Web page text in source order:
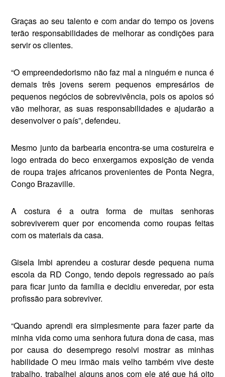
Graças ao seu talento e com andar do tempo os jovens
terão responsabilidades de melhorar as condições para
servir os clientes.
“O empreendedorismo não faz mal a ninguém e nunca é
demais três jovens serem pequenos empresários de
pequenos negócios de sobrevivência, pois os apoios só
vão melhorar, as suas responsabilidades e ajudarão a
desenvolver o país”, defendeu.
Mesmo junto da barbearia encontra-se uma costureira e
logo entrada do beco enxergamos exposição de venda
de roupa trajes africanos provenientes de Ponta Negra,
Congo Brazaville.
A costura é a outra forma de muitas senhoras
sobreviverem quer por encomenda como roupas feitas
com os materiais da casa.
Gisela Imbi aprendeu a costurar desde pequena numa
escola da RD Congo, tendo depois regressado ao país
para ficar junto da família e decidiu enveredar, por esta
profissão para sobreviver.
“Quando aprendi era simplesmente para fazer parte da
minha vida como uma senhora futura dona de casa, mas
por causa do desemprego resolvi mostrar as minhas
habilidade O meu irmão mais velho também vive deste
trabalho, trabalhei alguns anos com ele até que há oito